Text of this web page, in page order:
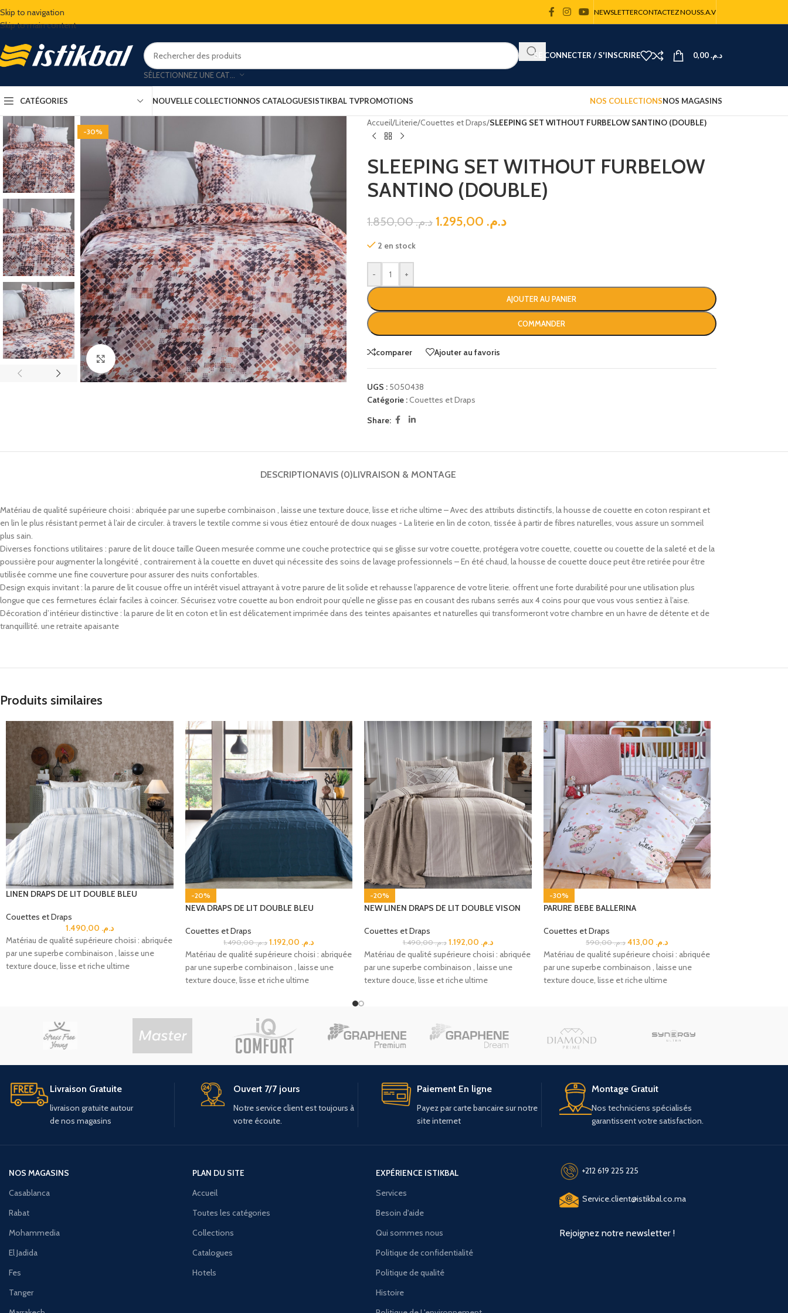
Skip to navigation
Skip to main content
NEWSLETTERCONTACTEZ NOUSS.A.V
SE CONNECTER / S'INSCRIRE د.م.
CATÉGORIES NOUVELLE COLLECTIONNOS CATALOGUESISTIKBAL TVPROMOTIONS NOS COLLECTIONSNOS MAGASINS
-30%
Click to enlarge
Accueil/Literie/Couettes et Draps/SLEEPING SET WITHOUT FURBELOW SANTINO (DOUBLE)
SLEEPING SET WITHOUT FURBELOW
SANTINO (DOUBLE)
د.م.1.850,00 د.م.
2 en stock
- +
AJOUTER AU PANIER
COMMANDER
comparer Ajouter au favoris
UGS : 5050438
Catégorie :Couettes et Draps
Share:
DESCRIPTIONAVIS (0)LIVRAISON & MONTAGE
Matériau de qualité supérieure choisi : abriquée par une superbe combinaison , laisse une texture douce, lisse et riche ultime – Avec des attributs distinctifs, la housse de couette en coton respirant et
en lin le plus résistant permet à l’air de circuler. à travers le textile comme si vous étiez entouré de doux nuages ​​- La literie en lin de coton, tissée à partir de fibres naturelles, vous assure un sommeil
plus sain.
Diverses fonctions utilitaires : parure de lit douce taille Queen mesurée comme une couche protectrice qui se glisse sur votre couette, protégera votre couette, couette ou couette de la saleté et de la
poussière pour augmenter la longévité , contrairement à la couette en duvet qui nécessite des soins de lavage professionnels – En été chaud, la housse de couette douce peut être retirée pour être
utilisée comme une fine couverture pour assurer des nuits confortables.
Design exquis invitant : la parure de lit cousue offre un intérêt visuel attrayant à votre parure de lit solide et rehausse l’apparence de votre literie. offrent une forte durabilité pour une utilisation plus
longue que ces fermetures éclair faciles à coincer. Sécurisez votre couette au bon endroit pour qu’elle ne glisse pas en cousant des rubans serrés aux 4 coins pour que vous vous sentiez à l’aise.
Décoration d’intérieur distinctive : la parure de lit en coton et lin est délicatement imprimée dans des teintes apaisantes et naturelles qui transformeront votre chambre en un havre de détente et de
tranquillité. une retraite apaisante
Produits similaires
LINEN DRAPS DE LIT DOUBLE BLEU
Couettes et Draps
د.م.
Matériau de qualité supérieure choisi : abriquée
par une superbe combinaison , laisse une
texture douce, lisse et riche ultime
-20%
NEVA DRAPS DE LIT DOUBLE BLEU
Couettes et Draps
د.م.1.490,00 د.م.
Matériau de qualité supérieure choisi : abriquée
par une superbe combinaison , laisse une
texture douce, lisse et riche ultime
-20%
NEW LINEN DRAPS DE LIT DOUBLE VISON
Couettes et Draps
د.م.1.490,00 د.م.
Matériau de qualité supérieure choisi : abriquée
par une superbe combinaison , laisse une
texture douce, lisse et riche ultime
-30%
PARURE BEBE BALLERINA
Couettes et Draps
د.م.590,00 د.م.
Matériau de qualité supérieure choisi : abriquée
par une superbe combinaison , laisse une
texture douce, lisse et riche ultime
Livraison Gratuite
livraison gratuiteautour
denos magasins
Ouvert 7/7 jours
Notre service client est toujours à
votre écoute.
Paiement En ligne
Payez par carte bancaire sur notre
site internet
Montage Gratuit
Nos techniciens spécialisés
garantissent votre satisfaction.
NOS MAGASINS
Casablanca
Rabat
Mohammedia
El Jadida
Fes
Tanger
PLAN DU SITE
Accueil
Toutes les catégories
Collections
Catalogues
Hotels
EXPÉRIENCE ISTIKBAL
Services
Besoin d'aide
Qui sommes nous
Politique de confidentialité
Politique de qualité
Histoire
+212 619 225 225
Service.client@istikbal.co.ma
Rejoignez notre newsletter !